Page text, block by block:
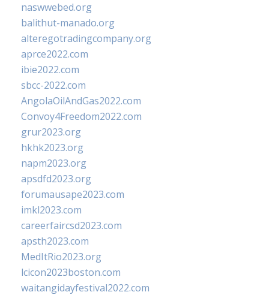
naswwebed.org
balithut-manado.org
alteregotradingcompany.org
aprce2022.com
ibie2022.com
sbcc-2022.com
AngolaOilAndGas2022.com
Convoy4Freedom2022.com
grur2023.org
hkhk2023.org
napm2023.org
apsdfd2023.org
forumausape2023.com
imkl2023.com
careerfaircsd2023.com
apsth2023.com
MedItRio2023.org
lcicon2023boston.com
waitangidayfestival2022.com